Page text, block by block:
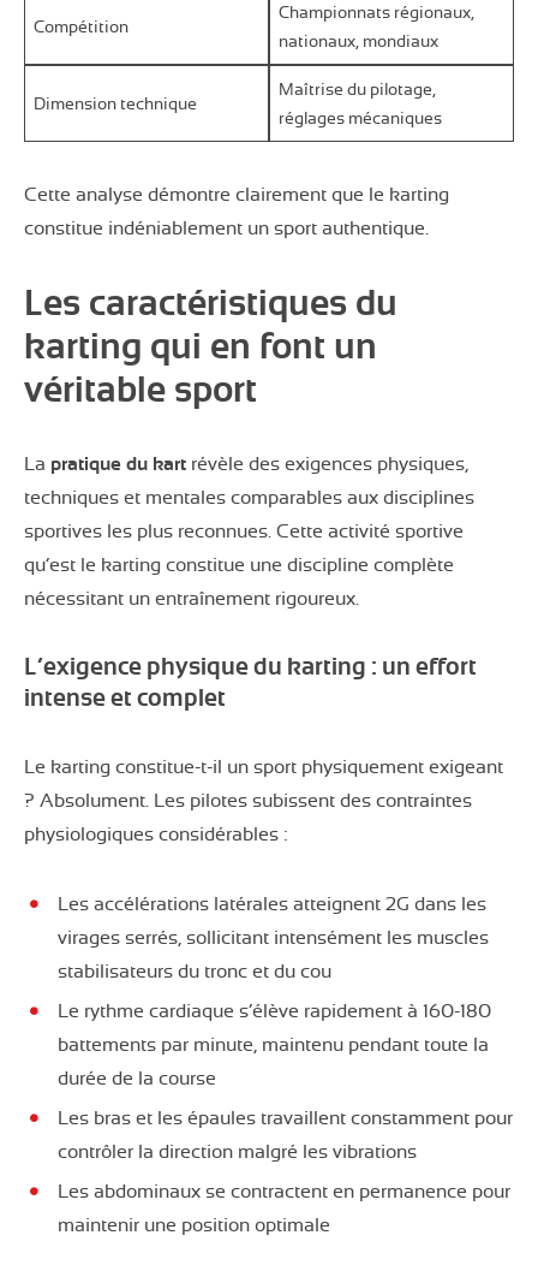
Compétition
Championnats régionaux,
nationaux, mondiaux
Dimension technique
Maîtrise du pilotage,
réglages mécaniques
Cette analyse démontre clairement que le karting
constitue indéniablement un sport authentique.
Les caractéristiques du
karting qui en font un
véritable sport
La pratique du kart révèle des exigences physiques,
techniques et mentales comparables aux disciplines
sportives les plus reconnues. Cette activité sportive
qu’est le karting constitue une discipline complète
nécessitant un entraînement rigoureux.
L’exigence physique du karting : un effort
intense et complet
Le karting constitue-t-il un sport physiquement exigeant
? Absolument. Les pilotes subissent des contraintes
physiologiques considérables :
Les accélérations latérales atteignent 2G dans les
virages serrés, sollicitant intensément les muscles
stabilisateurs du tronc et du cou
Le rythme cardiaque s’élève rapidement à 160-180
battements par minute, maintenu pendant toute la
durée de la course
Les bras et les épaules travaillent constamment pour
contrôler la direction malgré les vibrations
Les abdominaux se contractent en permanence pour
maintenir une position optimale